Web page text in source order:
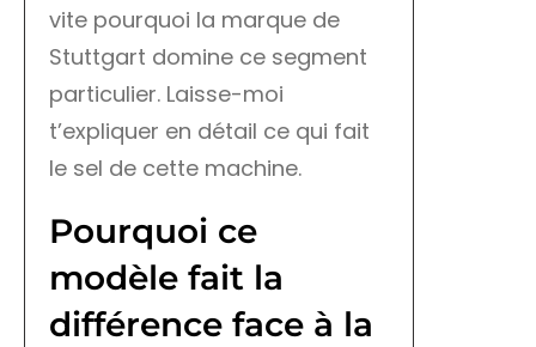
vite pourquoi la marque de
Stuttgart domine ce segment
particulier. Laisse-moi
t’expliquer en détail ce qui fait
le sel de cette machine.
Pourquoi ce
modèle fait la
différence face à la